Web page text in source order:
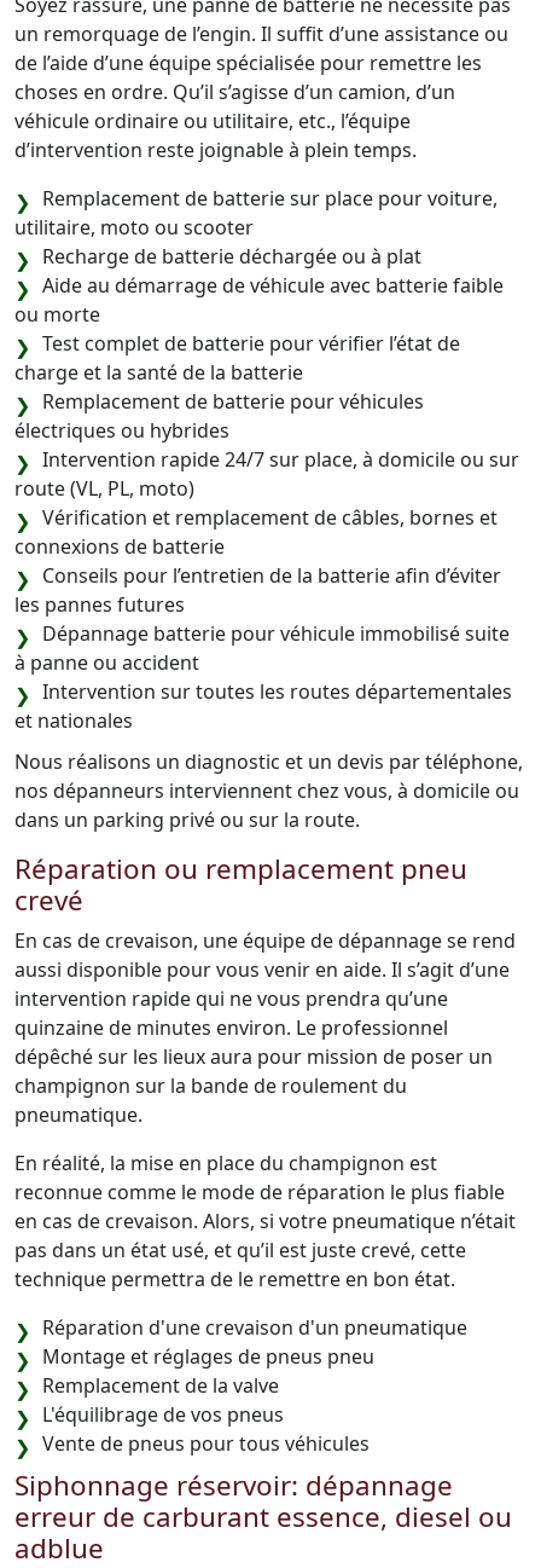
un remorquage de l’engin. Il suffit d’une assistance ou
de l’aide d’une équipe spécialisée pour remettre les
choses en ordre. Qu’il s’agisse d’un camion, d’un
véhicule ordinaire ou utilitaire, etc., l’équipe
d’intervention reste joignable à plein temps.
Remplacement de batterie sur place pour voiture,
utilitaire, moto ou scooter
Recharge de batterie déchargée ou à plat
Aide au démarrage de véhicule avec batterie faible
ou morte
Test complet de batterie pour vérifier l’état de
charge et la santé de la batterie
Remplacement de batterie pour véhicules
électriques ou hybrides
Intervention rapide 24/7 sur place, à domicile ou sur
route (VL, PL, moto)
Vérification et remplacement de câbles, bornes et
connexions de batterie
Conseils pour l’entretien de la batterie afin d’éviter
les pannes futures
Dépannage batterie pour véhicule immobilisé suite
à panne ou accident
Intervention sur toutes les routes départementales
et nationales
Nous réalisons un diagnostic et un devis par téléphone,
nos dépanneurs interviennent chez vous, à domicile ou
dans un parking privé ou sur la route.
Réparation ou remplacement pneu
crevé
En cas de crevaison, une équipe de dépannage se rend
aussi disponible pour vous venir en aide. Il s’agit d’une
intervention rapide qui ne vous prendra qu’une
quinzaine de minutes environ. Le professionnel
dépêché sur les lieux aura pour mission de poser un
champignon sur la bande de roulement du
pneumatique.
En réalité, la mise en place du champignon est
reconnue comme le mode de réparation le plus fiable
en cas de crevaison. Alors, si votre pneumatique n’était
pas dans un état usé, et qu’il est juste crevé, cette
technique permettra de le remettre en bon état.
Réparation d'une crevaison d'un pneumatique
Montage et réglages de pneus pneu
Remplacement de la valve
L'équilibrage de vos pneus
Vente de pneus pour tous véhicules
Siphonnage réservoir: dépannage
erreur de carburant essence, diesel ou
adblue